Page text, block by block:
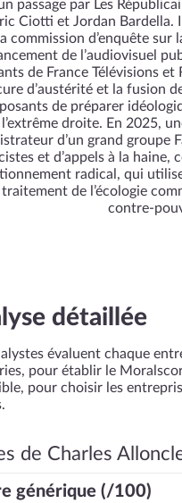
passage par Les
Ciotti et Jordan
la commission d’enquête
de l’audiovisuel
de France Télévisions
d’austérité et la fusion
de préparer
l’extrême droite. En 2025,
d’un grand groupe
et d’appels à la haine,
radical, qui
traitement de l’écologie
détaillée
évaluent chaque
pour établir le
pour choisir les
de Charles
générique (/100)